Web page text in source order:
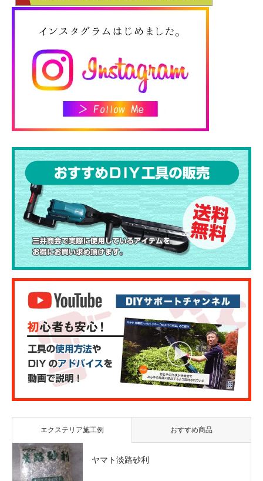
エクステリア施工例 おすすめ商品
ヤマト淡路砂利